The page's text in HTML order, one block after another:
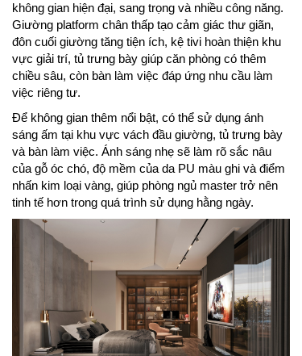
không gian hiện đại, sang trọng và nhiều công năng.
Giường platform chân thấp tạo cảm giác thư giãn,
đôn cuối giường tăng tiện ích, kệ tivi hoàn thiện khu
vực giải trí, tủ trưng bày giúp căn phòng có thêm
chiều sâu, còn bàn làm việc đáp ứng nhu cầu làm
việc riêng tư.
Để không gian thêm nổi bật, có thể sử dụng ánh
sáng ấm tại khu vực vách đầu giường, tủ trưng bày
và bàn làm việc. Ánh sáng nhẹ sẽ làm rõ sắc nâu
của gỗ óc chó, độ mềm của da PU màu ghi và điểm
nhấn kim loại vàng, giúp phòng ngủ master trở nên
tinh tế hơn trong quá trình sử dụng hằng ngày.